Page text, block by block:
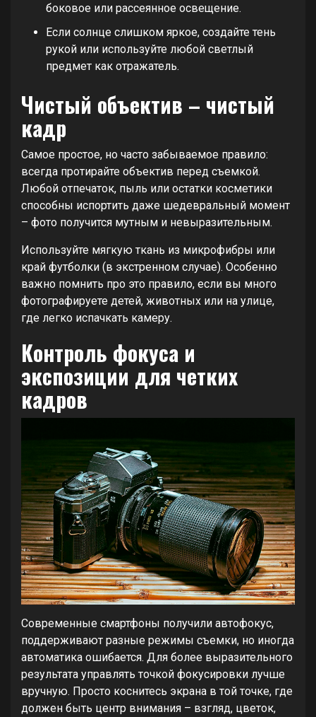
боковое или рассеянное освещение.
Если солнце слишком яркое, создайте тень
рукой или используйте любой светлый
предмет как отражатель.
Чистый объектив – чистый
кадр
Самое простое, но часто забываемое правило:
всегда протирайте объектив перед съемкой.
Любой отпечаток, пыль или остатки косметики
способны испортить даже шедевральный момент
– фото получится мутным и невыразительным.
Используйте мягкую ткань из микрофибры или
край футболки (в экстренном случае). Особенно
важно помнить про это правило, если вы много
фотографируете детей, животных или на улице,
где легко испачкать камеру.
Контроль фокуса и
экспозиции для четких
кадров
Современные смартфоны получили автофокус,
поддерживают разные режимы съемки, но иногда
автоматика ошибается. Для более выразительного
результата управлять точкой фокусировки лучше
вручную. Просто коснитесь экрана в той точке, где
должен быть центр внимания – взгляд, цветок,